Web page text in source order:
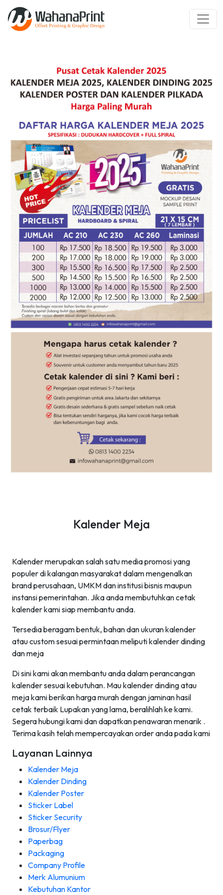
Kalender Meja
Kalender merupakan salah satu media promosi yang
populer di kalangan masyarakat dalam mengenalkan
brand perusahaan, UMKM dan institusi bisnis maupun
instansi pemerintahan. Jika anda membutuhkan cetak
kalender kami siap membantu anda.
Tersedia beragam bentuk, bahan dan ukuran kalender
atau custom sesuai permintaan meliputi kalender dinding
dan meja
Di sini kami akan membantu anda dalam perancangan
kalender sesuai kebutuhan. Mau kalender dinding atau
meja kami berikan harga murah dengan jaminan hasil
cetak terbaik Lupakan yang lama, beralihlah ke kami.
Segera hubungi kami dan dapatkan penawaran menarik .
Terima kasih telah mempercayakan order anda pada kami
Layanan Lainnya
Kalender Meja
Kalender Dinding
Kalender Poster
Sticker Label
Sticker Security
Brosur/Flyer
Paperbag
Packaging
Company Profile
Merk Alumunium
Kebutuhan Kantor